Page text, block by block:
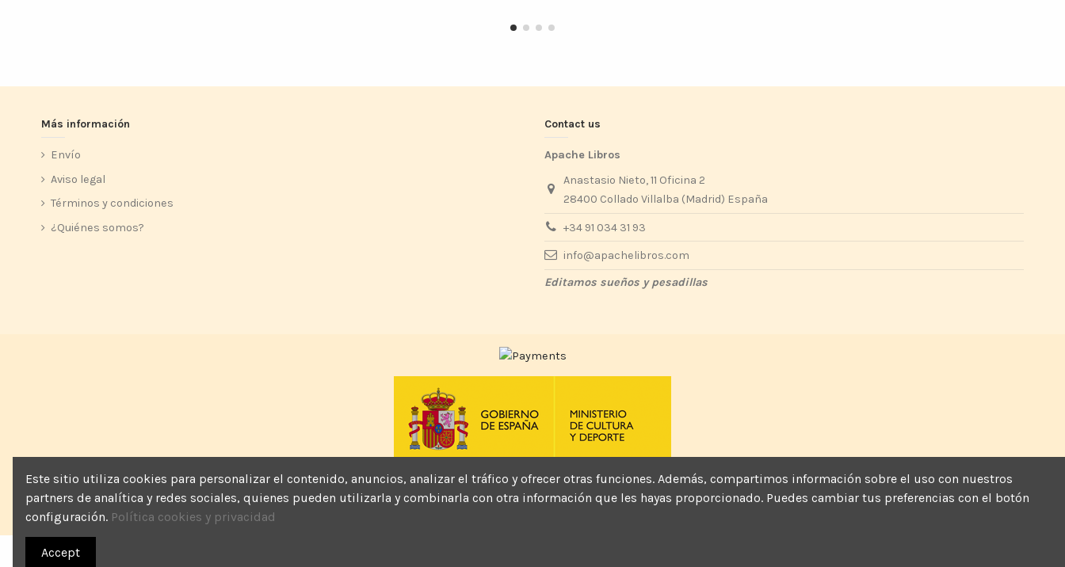
Más información
Envío
Aviso legal
Términos y condiciones
¿Quiénes somos?
Contact us
Apache Libros
Anastasio Nieto, 11 Oficina 2
28400 Collado Villalba (Madrid) España
+34 91 034 31 93
info@apachelibros.com
Editamos sueños y pesadillas
Actividad subvencionada por el Ministerio de Cultura y Deporte
© 2022 - Apache Libros
Este sitio utiliza cookies para personalizar el contenido, anuncios, analizar el tráfico y ofrecer otras funciones. Además, compartimos información sobre el uso con nuestros
partners de analítica y redes sociales, quienes pueden utilizarla y combinarla con otra información que les hayas proporcionado. Puedes cambiar tus preferencias con el botón
configuración. Política cookies y privacidad
Accept